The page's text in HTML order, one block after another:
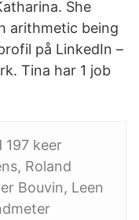
She
arithmetic being
på LinkedIn –
Tina har 1 job
197 keer
Roland
Bouvin, Leen